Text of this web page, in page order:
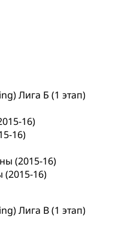
Лига Б (1 этап)
16)
16)
Лига В (1 этап)